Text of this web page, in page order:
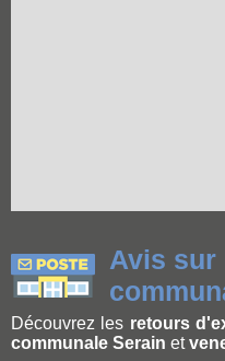
Avis sur
Découvrez les retours
communale Serain et